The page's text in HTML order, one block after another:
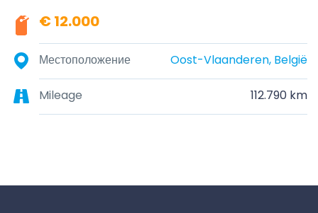
€ 12.000
Местоположение Oost-Vlaanderen, België
Mileage 112.790 km